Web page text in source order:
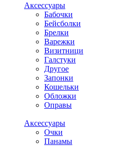
Аксессуары
Бабочки
Бейсболки
Брелки
Варежки
Визитници
Галстуки
Другое
Запонки
Кошельки
Обложки
Оправы
Аксессуары
Очки
Панамы